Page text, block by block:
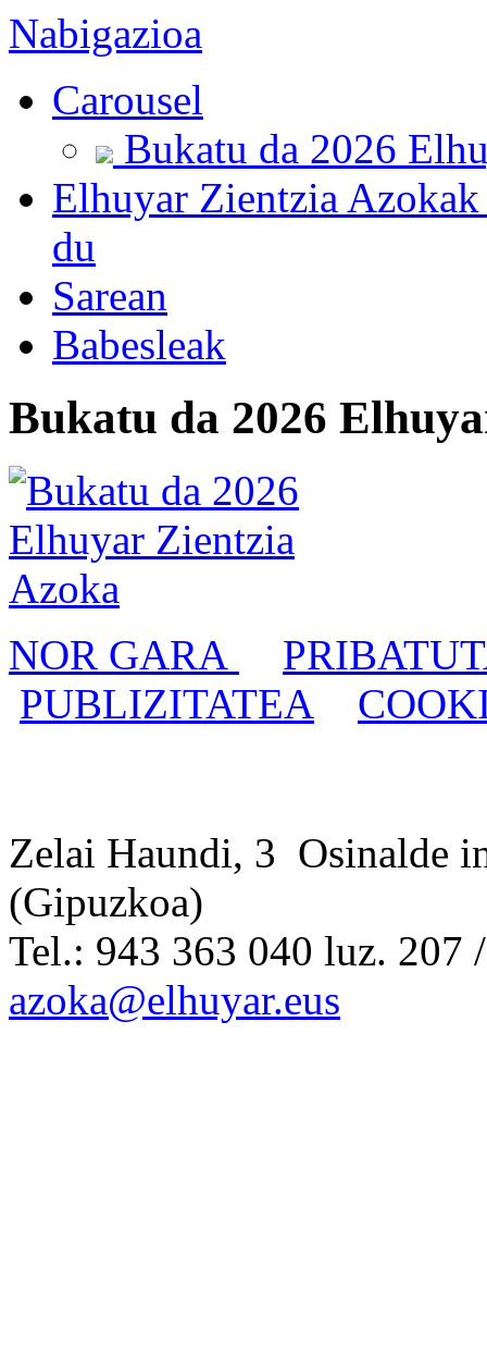
Nabigazioa
Carousel
Bukatu da 2026
Elhuyar Zientzia
du
Sarean
Babesleak
Bukatu da 2026
NOR GARA
PUBLIZITATEA
Zelai Haundi, 3 Osinalde
(Gipuzkoa)
Tel.: 943 363 040 luz.
azoka@elhuyar.eus